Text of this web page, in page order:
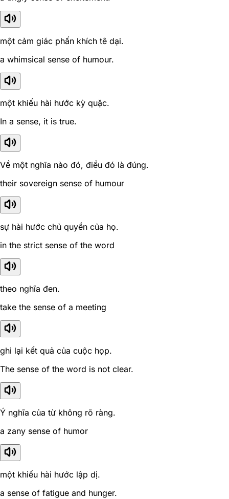
một cảm giác phấn khích tê dại.
a whimsical sense of humour.
một khiếu hài hước kỳ quặc.
In a sense, it is true.
Về một nghĩa nào đó, điều đó là đúng.
their sovereign sense of humour
sự hài hước chủ quyền của họ.
in the strict sense of the word
theo nghĩa đen.
take the sense of a meeting
ghi lại kết quả của cuộc họp.
The sense of the word is not clear.
Ý nghĩa của từ không rõ ràng.
a zany sense of humor
một khiếu hài hước lập dị.
a sense of fatigue and hunger.